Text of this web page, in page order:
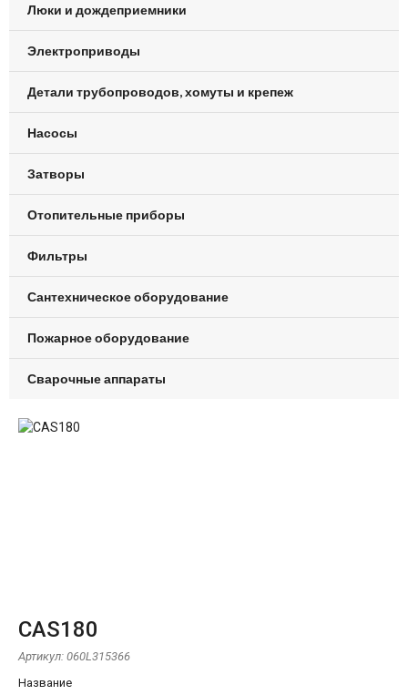
Люки и дождеприемники
Электроприводы
Детали трубопроводов, хомуты и крепеж
Насосы
Затворы
Отопительные приборы
Фильтры
Сантехническое оборудование
Пожарное оборудование
Сварочные аппараты
CAS180
Артикул: 060L315366
Название